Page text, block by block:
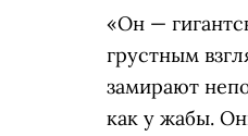
«Он —
грустным
замирают
как у жабы.